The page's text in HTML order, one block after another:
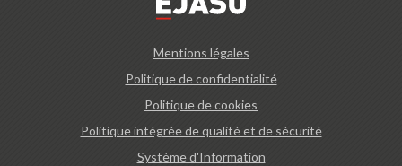
Mentions légales
Politique de confidentialité
Politique de cookies
Politique intégrée de qualité et de sécurité
Système d'Information